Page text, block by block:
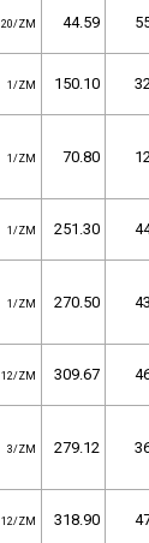
20/ZM 44.59
1/ZM 150.10
1/ZM 70.80
1/ZM 251.30
1/ZM 270.50
12/ZM 309.67
3/ZM 279.12
12/ZM 318.90